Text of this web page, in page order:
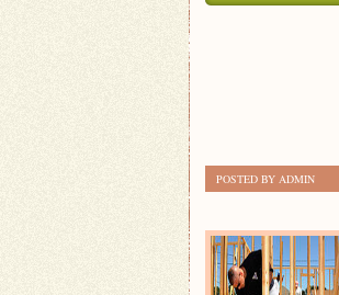
POSTED BY ADMIN